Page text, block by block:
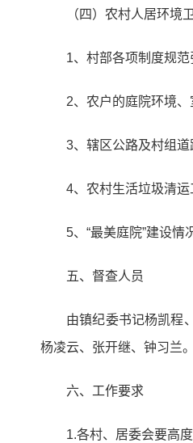
（四）农村人居环境
1、村部各项制度规
2、农户的庭院环境、
3、辖区公路及村组道
4、农村生活垃圾清运
5、“最美庭院”建设情
五、督查人员
由镇纪委书记杨凯程
杨凌云、张开继、钟习兰。
六、工作要求
1.各村、居委会要高